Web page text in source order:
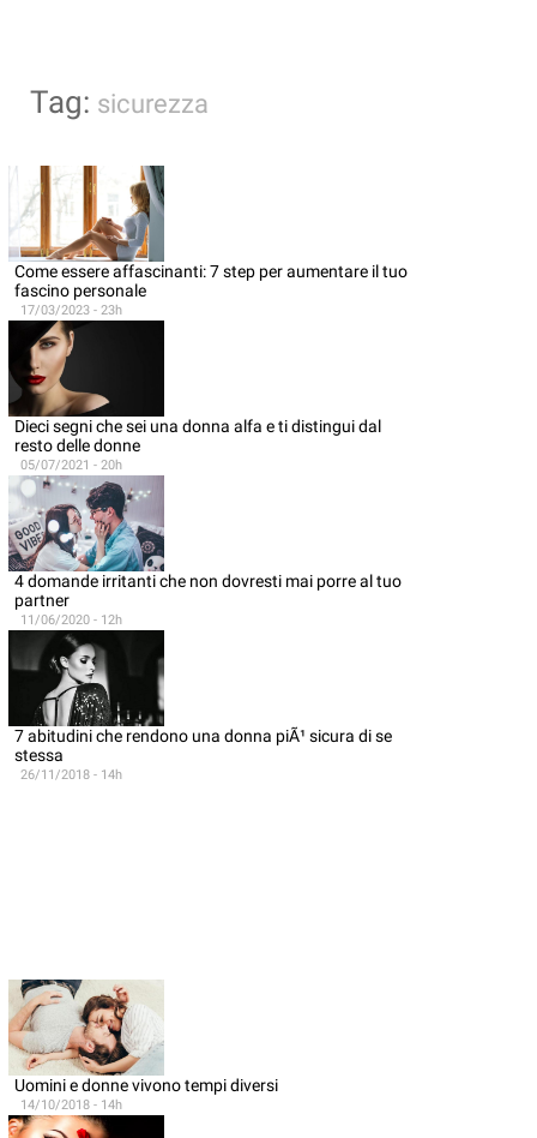
Tag: sicurezza
Come essere affascinanti: 7 step per aumentare il tuo
fascino personale
17/03/2023 - 23h
Dieci segni che sei una donna alfa e ti distingui dal
resto delle donne
05/07/2021 - 20h
4 domande irritanti che non dovresti mai porre al tuo
partner
11/06/2020 - 12h
7 abitudini che rendono una donna piÃ¹ sicura di se
stessa
26/11/2018 - 14h
Uomini e donne vivono tempi diversi
14/10/2018 - 14h